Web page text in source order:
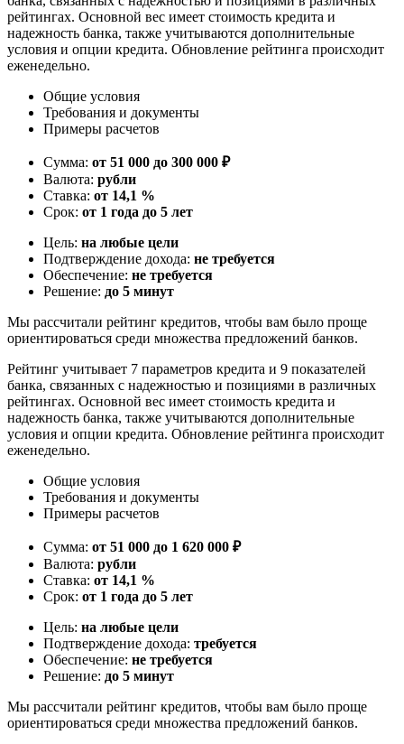
рейтингах. Основной вес имеет стоимость кредита и
надежность банка, также учитываются дополнительные
условия и опции кредита. Обновление рейтинга происходит
еженедельно.
Общие условия
Требования и документы
Примеры расчетов
Сумма: от 51 000 до 300 000 ₽
Валюта: рубли
Ставка: от 14,1 %
Срок: от 1 года до 5 лет
Цель: на любые цели
Подтверждение дохода: не требуется
Обеспечение: не требуется
Решение: до 5 минут
Мы рассчитали рейтинг кредитов, чтобы вам было проще
ориентироваться среди множества предложений банков.
Рейтинг учитывает 7 параметров кредита и 9 показателей
банка, связанных с надежностью и позициями в различных
рейтингах. Основной вес имеет стоимость кредита и
надежность банка, также учитываются дополнительные
условия и опции кредита. Обновление рейтинга происходит
еженедельно.
Общие условия
Требования и документы
Примеры расчетов
Сумма: от 51 000 до 1 620 000 ₽
Валюта: рубли
Ставка: от 14,1 %
Срок: от 1 года до 5 лет
Цель: на любые цели
Подтверждение дохода: требуется
Обеспечение: не требуется
Решение: до 5 минут
Мы рассчитали рейтинг кредитов, чтобы вам было проще
ориентироваться среди множества предложений банков.